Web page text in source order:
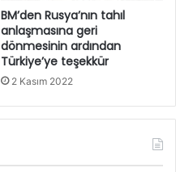
BM’den Rusya’nın tahıl
anlaşmasına geri
dönmesinin ardından
Türkiye’ye teşekkür
2 Kasım 2022